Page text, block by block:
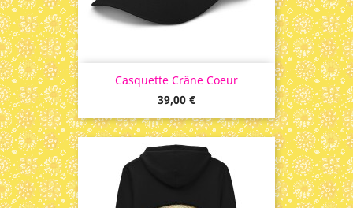
Casquette Crâne Coeur
Prix
39,00 €